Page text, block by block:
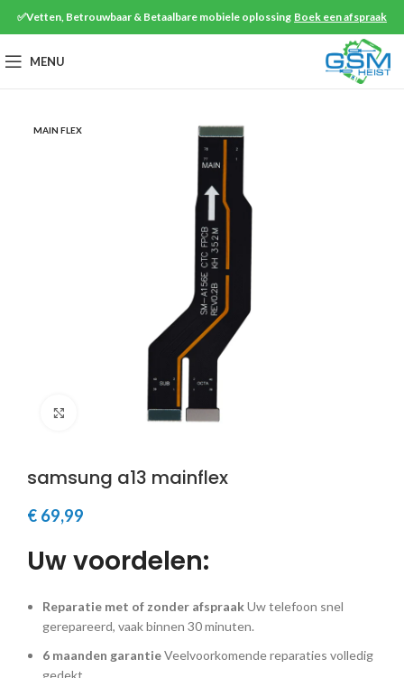
✅Vetten, Betrouwbaar & Betaalbare mobiele oplossing Boek een afspraak
MENU
MAIN FLEX
Klik om te vergroten
samsung a13 mainflex
€ 69,99
Uw voordelen:
Reparatie met of zonder afspraakUw telefoon snel
gerepareerd, vaak binnen 30 minuten.
6 maanden garantieVeelvoorkomende reparaties volledig
gedekt.